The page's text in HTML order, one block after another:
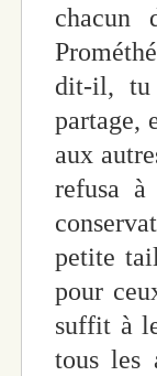
chacun
dit-il, tu
partage,
aux
refusa
petite
pour
suffit à
tous les